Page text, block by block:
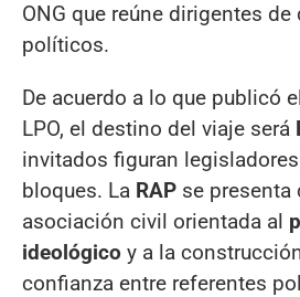
ONG que reúne dirigentes
políticos.
De acuerdo a lo que publicó
LPO, el destino del viaje será
invitados figuran
bloques. La RAP se presenta
asociación civil orientada al
ideológico y a la
confianza entre referentes